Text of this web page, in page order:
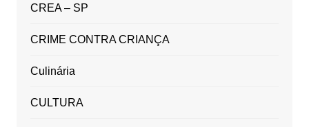
CREA – SP
CRIME CONTRA CRIANÇA
Culinária
CULTURA